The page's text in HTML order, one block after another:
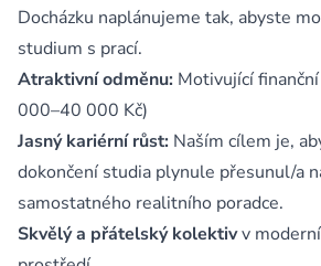
Docházku naplánujeme tak, abyste
studium s prací.
Atraktivní odměnu: Motivující
000–40 000 Kč)
Jasný kariérní růst: Naším cílem je,
dokončení studia plynule přesunul/a
samostatného realitního poradce.
Skvělý a přátelský kolektivv